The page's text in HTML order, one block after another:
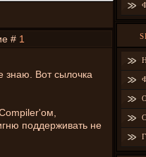
# 1
знаю. Вот сылочка
поддерживать не